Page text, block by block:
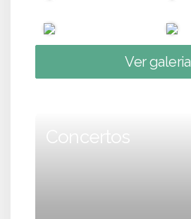
Ver galeria
Concertos